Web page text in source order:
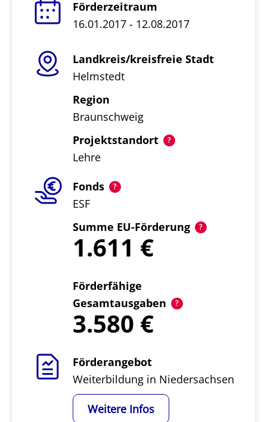
Förderzeitraum
16.01.2017 - 12.08.2017
Landkreis/kreisfreie Stadt
Helmstedt
Region
Braunschweig
Projektstandort
Lehre
Fonds
ESF
Summe EU-Förderung
1.611
Förderfähige
Gesamtausgaben
3.580
Förderangebot
Weiterbildung in Niedersachsen
Weitere Infos